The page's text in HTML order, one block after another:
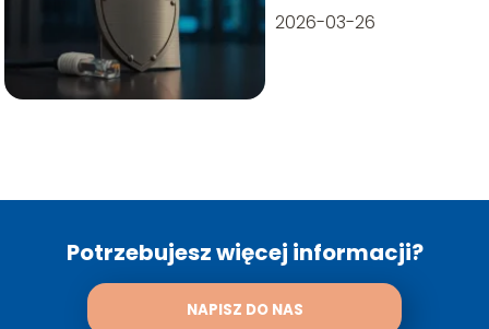
bezpieczeństwo?
2026-03-26
Potrzebujesz więcej informacji?
NAPISZ DO NAS